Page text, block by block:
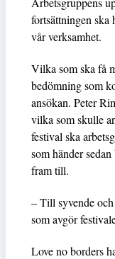
fortsättningen ska
vår verksamhet.
Vilka som ska få
bedömning som
ansökan. Peter
vilka som skulle
festival ska
som händer
fram till.
– Till syvende
som avgör
Love no borders